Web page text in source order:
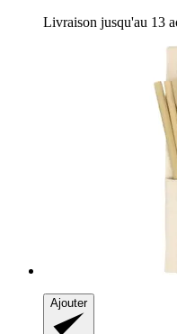
Livraison jusqu'au 13
Ajouter